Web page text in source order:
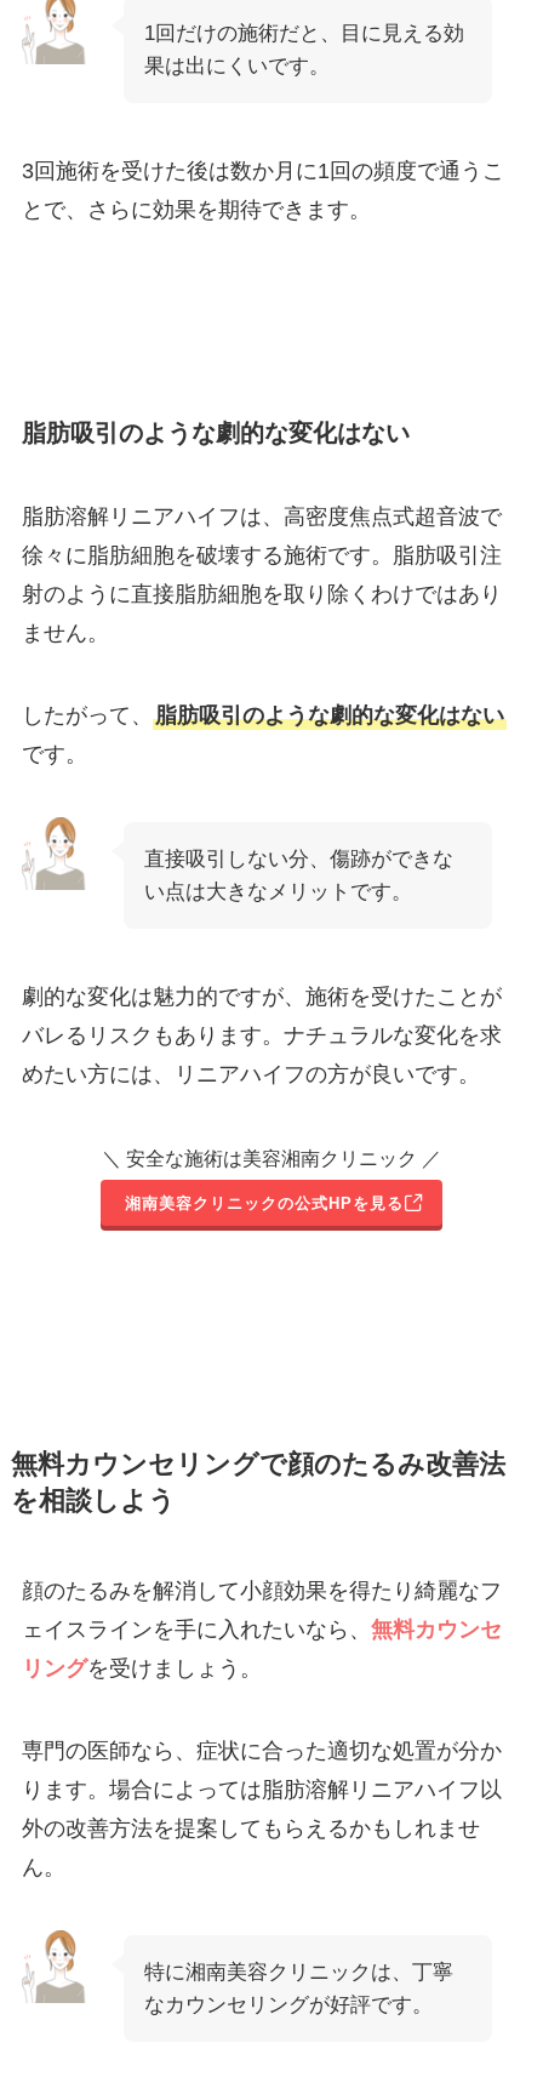
1回だけの施術だと、目に見える効
果は出にくいです。
3回施術を受けた後は数か月に1回の頻度で通うこ
とで、さらに効果を期待できます。
脂肪吸引のような劇的な変化はない
脂肪溶解リニアハイフは、高密度焦点式超音波で
徐々に脂肪細胞を破壊する施術です。脂肪吸引注
射のように直接脂肪細胞を取り除くわけではあり
ません。
したがって、 脂肪吸引のような劇的な変化はない
です。
直接吸引しない分、傷跡ができな
い点は大きなメリットです。
劇的な変化は魅力的ですが、施術を受けたことが
バレるリスクもあります。ナチュラルな変化を求
めたい方には、リニアハイフの方が良いです。
＼ 安全な施術は美容湘南クリニック ／
湘南美容クリニックの公式HPを見る
無料カウンセリングで顔のたるみ改善法
を相談しよう
顔のたるみを解消して小顔効果を得たり綺麗なフ
ェイスラインを手に入れたいなら、 無料カウンセ
リングを受けましょう。
専門の医師なら、症状に合った適切な処置が分か
ります。場合によっては脂肪溶解リニアハイフ以
外の改善方法を提案してもらえるかもしれませ
ん。
特に湘南美容クリニックは、丁寧
なカウンセリングが好評です。